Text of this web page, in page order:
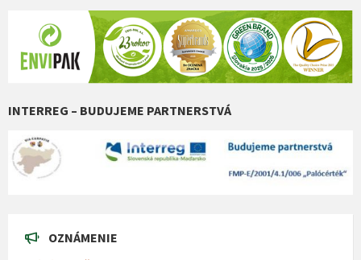
INTERREG – BUDUJEME PARTNERSTVÁ
OZNÁMENIE